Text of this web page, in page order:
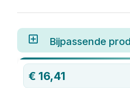
Bijpassende
€ 16,41